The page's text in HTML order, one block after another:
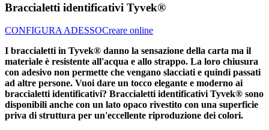
Braccialetti identificativi Tyvek®
CONFIGURA ADESSOCreare online
I braccialetti in Tyvek® danno la sensazione della carta ma il
materiale è resistente all'acqua e allo strappo. La loro chiusura
con adesivo non permette che vengano slacciati e quindi passati
ad altre persone. Vuoi dare un tocco elegante e moderno ai
braccialetti identificativi? Braccialetti identificativi Tyvek® sono
disponibili anche con un lato opaco rivestito con una superficie
priva di struttura per un'eccellente riproduzione dei colori.